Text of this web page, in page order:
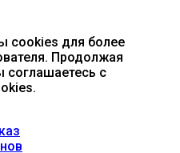
cookies для более
Продолжая
соглашаетесь с